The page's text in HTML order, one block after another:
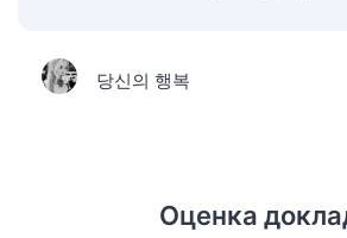
당신의 행복
Оценка